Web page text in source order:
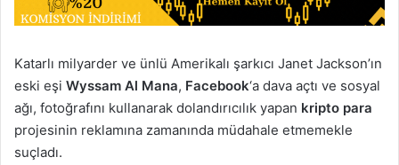
Katarlı milyarder ve ünlü Amerikalı şarkıcı Janet Jackson’ın
eski eşi Wyssam Al Mana, Facebook‘a dava açtı ve sosyal
ağı, fotoğrafını kullanarak dolandırıcılık yapan kripto para
projesinin reklamına zamanında müdahale etmemekle
suçladı.